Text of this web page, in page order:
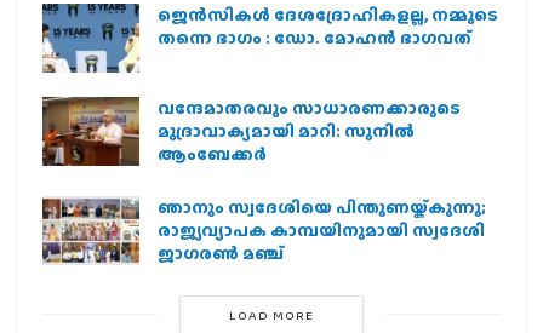
ജെന്‍സികള്‍ ദേശദ്രോഹികളല്ല, നമ്മുടെ
തന്നെ ഭാഗം : ഡോ. മോഹന്‍ ഭാഗവത്
വന്ദേമാതരവും സാധാരണക്കാരുടെ
മുദ്രാവാക്യമായി മാറി: സുനിൽ
ആംബേക്കർ
ഞാനും സ്വദേശിയെ പിന്തുണയ്ക്കുന്നു;
രാജ്യവ്യാപക കാമ്പയിനുമായി സ്വദേശി
ജാഗരണ്‍ മഞ്ച്
LOAD MORE